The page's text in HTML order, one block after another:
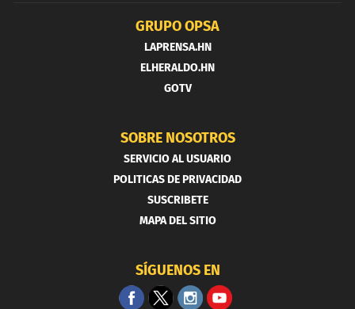
GRUPO OPSA
LAPRENSA.HN
ELHERALDO.HN
GOTV
SOBRE NOSOTROS
SERVICIO AL USUARIO
POLITICAS DE PRIVACIDAD
SUSCRIBETE
MAPA DEL SITIO
SÍGUENOS EN